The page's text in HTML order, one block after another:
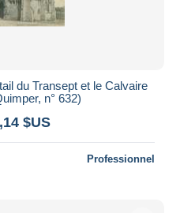
du Transept et le Calvaire
n° 632)
$US
Professionnel